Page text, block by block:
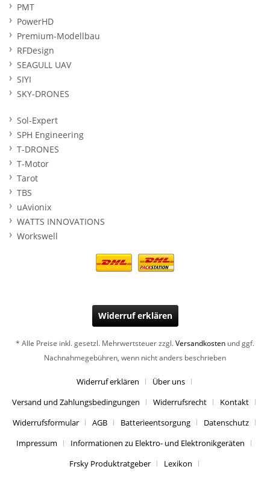
PMT
PowerHD
Premium-Modellbau
RFDesign
SEAGULL UAV
SIYI
SKY-DRONES
Sol-Expert
SPH Engineering
T-DRONES
T-Motor
Tarot
TBS
uAvionix
WATTS INNOVATIONS
Workswell
Widerruf erklären
* Alle Preise inkl. gesetzl. Mehrwertsteuer zzgl.Versandkosten und ggf.
Nachnahmegebühren, wenn nicht anders beschrieben
Widerruf erklären
Über uns
Versand und Zahlungsbedingungen
Widerrufsrecht
Kontakt
Widerrufsformular
AGB Batterieentsorgung
Datenschutz
Impressum
Informationen zu Elektro- und Elektronikgeräten
Frsky Produktratgeber
Lexikon